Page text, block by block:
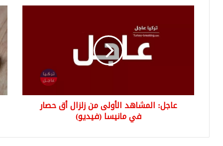
مانيسا
(فيديو)عاجل: المشاهد الأولى من زلزال أق حصار
في مانيسا (فيديو)